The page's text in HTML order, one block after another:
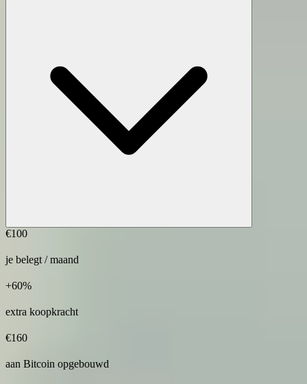
€100
je belegt / maand
+60%
extra koopkracht
€160
aan Bitcoin opgebouwd